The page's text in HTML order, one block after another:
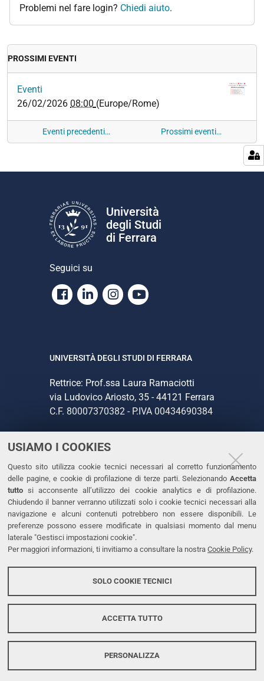
USIAMO I COOKIES
Questo sito utilizza cookie tecnici necessari al corretto funzionamento
delle pagine, e cookie di profilazione di terze parti. Selezionando Accetta
tutto si acconsente all’utilizzo dei cookie analytics e di profilazione.
Chiudendo il banner verranno utilizzati solo i cookie tecnici necessari alla
navigazione e alcuni contenuti potrebbero non essere disponibili. Le
preferenze possono essere modificate in qualsiasi momento dal menu
laterale "Gestisci impostazioni cookie".
Per maggiori informazioni, ti invitiamo a consultare la nostra Cookie Policy.
SOLO COOKIE TECNICI
ACCETTA TUTTO
PERSONALIZZA
Problemi nel fare login? Chiedi aiuto.
PROSSIMI EVENTI
Eventi
26/02/2026 08:00 (Europe/Rome)
Eventi precedenti… Prossimi eventi…
Università
degli Studi
di Ferrara
Seguici su
Facebook
LinkedinInstagram
Youtube
UNIVERSITÀ DEGLI STUDI DI FERRARA
Rettrice: Prof.ssa Laura Ramaciotti
via Ludovico Ariosto, 35 - 44121 Ferrara
C.F. 80007370382 - P.IVA 00434690384
CONTATTI
Tel. +39 0532 293111
Fax. +39 0532 293031
PEC
LINKS
Dichiarazione di accessibilità
Protezione dati personali